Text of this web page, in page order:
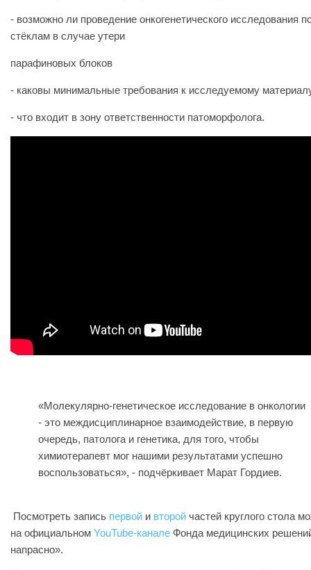
- возможно ли проведение онкогенетического исследования
стёклам в случае утери
парафиновых блоков
- каковы минимальные требования к исследуемому
- что входит в зону ответственности патоморфолога.
«Молекулярно-генетическое исследование в онкологии
- это междисциплинарное взаимодействие, в первую
очередь, патолога и генетика, для того, чтобы
химиотерапевт мог нашими результатами успешно
воспользоваться», - подчёркивает Марат Гордиев.
Посмотреть запись первой и второй частей круглого стола
на официальном YouTube-канале Фонда медицинских
напрасно».